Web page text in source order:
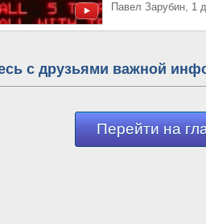
Павел Зарубин, 1
с друзьями важной
Перейти на